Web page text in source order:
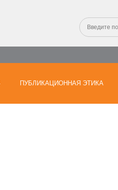
ПУБЛИКАЦИОННАЯ ЭТИКА